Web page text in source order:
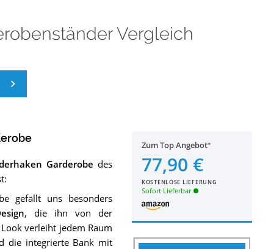
Vergleich
Zum Top Angebot
77,90 €
KOSTENLOSE LIEFERUNG
Sofort Lieferbar
Garderobe des
gefällt uns besonders
, die ihn von der
verleiht jedem Raum
die integrierte Bank mit